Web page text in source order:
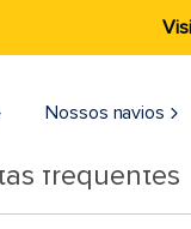
Nossos navios
frequentes